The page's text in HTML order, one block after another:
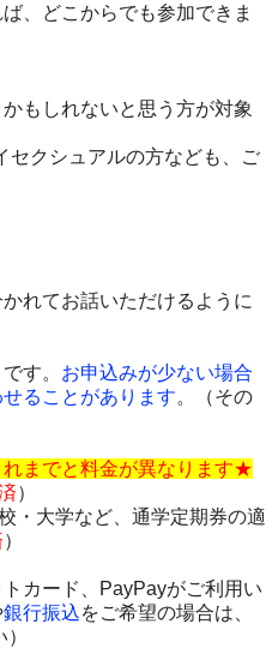
、どこからでも参加できま
もしれないと思う方が対象
セクシュアルの方なども、
ご
れてお話いただけるように
す。 お申込みが少ない場合
ることがあります。（その
までと料金が異なります★
）
・大学など、通学定期券の適
）
カード、PayPayがご利用い
銀行振込をご希望の場合は、